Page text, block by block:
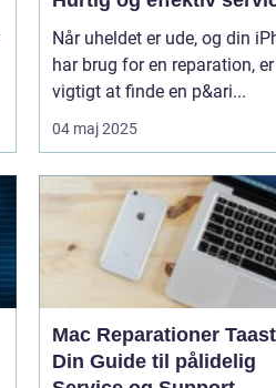
Når uheldet er ude, og din
har brug for en reparation,
vigtigt at finde en p&ari...
04 maj 2025
Mac Reparationer
Din Guide til pålidelig